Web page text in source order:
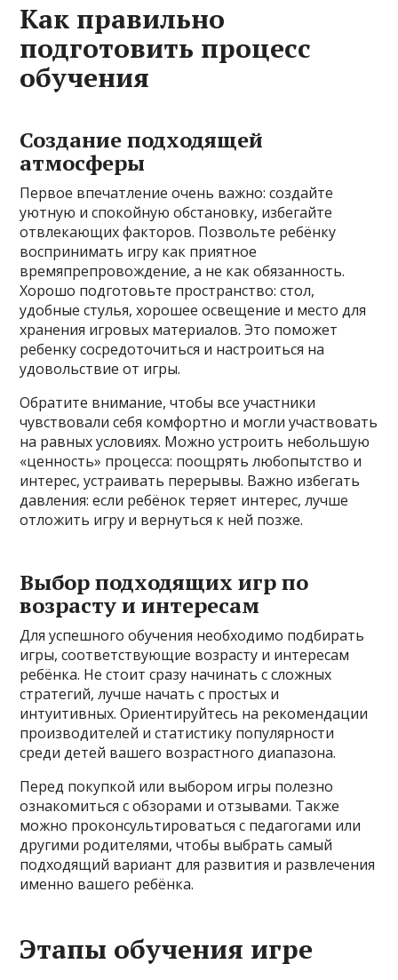
Как правильно
подготовить процесс
обучения
Создание подходящей
атмосферы
Первое впечатление очень важно: создайте
уютную и спокойную обстановку, избегайте
отвлекающих факторов. Позвольте ребёнку
воспринимать игру как приятное
времяпрепровождение, а не как обязанность.
Хорошо подготовьте пространство: стол,
удобные стулья, хорошее освещение и место для
хранения игровых материалов. Это поможет
ребенку сосредоточиться и настроиться на
удовольствие от игры.
Обратите внимание, чтобы все участники
чувствовали себя комфортно и могли участвовать
на равных условиях. Можно устроить небольшую
«ценность» процесса: поощрять любопытство и
интерес, устраивать перерывы. Важно избегать
давления: если ребёнок теряет интерес, лучше
отложить игру и вернуться к ней позже.
Выбор подходящих игр по
возрасту и интересам
Для успешного обучения необходимо подбирать
игры, соответствующие возрасту и интересам
ребёнка. Не стоит сразу начинать с сложных
стратегий, лучше начать с простых и
интуитивных. Ориентируйтесь на рекомендации
производителей и статистику популярности
среди детей вашего возрастного диапазона.
Перед покупкой или выбором игры полезно
ознакомиться с обзорами и отзывами. Также
можно проконсультироваться с педагогами или
другими родителями, чтобы выбрать самый
подходящий вариант для развития и развлечения
именно вашего ребёнка.
Этапы обучения игре